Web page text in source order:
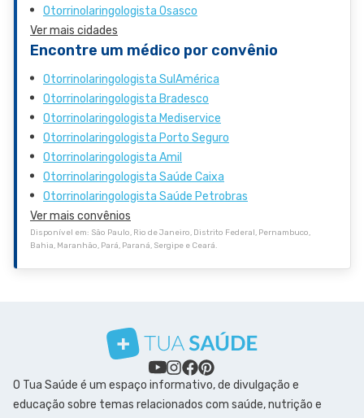
Otorrinolaringologista Osasco
Ver mais cidades
Encontre um médico por convênio
Otorrinolaringologista SulAmérica
Otorrinolaringologista Bradesco
Otorrinolaringologista Mediservice
Otorrinolaringologista Porto Seguro
Otorrinolaringologista Amil
Otorrinolaringologista Saúde Caixa
Otorrinolaringologista Saúde Petrobras
Ver mais convênios
Disponível em: São Paulo, Rio de Janeiro, Distrito Federal, Pernambuco,
Bahia, Maranhão, Pará, Paraná, Sergipe e Ceará.
O Tua Saúde é um espaço informativo, de divulgação e
educação sobre temas relacionados com saúde, nutrição e